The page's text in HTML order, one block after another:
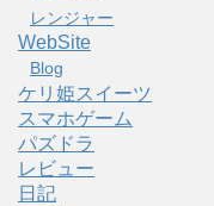
レンジャー
WebSite
Blog
ケリ姫スイーツ
スマホゲーム
パズドラ
レビュー
日記